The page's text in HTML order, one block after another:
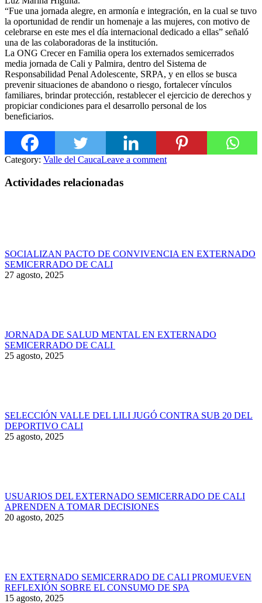
“Fue una jornada alegre, en armonía e integración, en la cual se tuvo
la oportunidad de rendir un homenaje a las mujeres, con motivo de
celebrarse en este mes el día internacional dedicado a ellas” señaló
una de las colaboradoras de la institución.
La ONG Crecer en Familia opera los externados semicerrados
media jornada de Cali y Palmira, dentro del Sistema de
Responsabilidad Penal Adolescente, SRPA, y en ellos se busca
prevenir situaciones de abandono o riesgo, fortalecer vínculos
familiares, brindar protección, restablecer el ejercicio de derechos y
propiciar condiciones para el desarrollo personal de los
beneficiarios.
Category: Valle del CaucaLeave a comment
Actividades relacionadas
SOCIALIZAN PACTO DE CONVIVENCIA EN EXTERNADO
SEMICERRADO DE CALI
27 agosto, 2025
JORNADA DE SALUD MENTAL EN EXTERNADO
SEMICERRADO DE CALI
25 agosto, 2025
SELECCIÓN VALLE DEL LILI JUGÓ CONTRA SUB 20 DEL
DEPORTIVO CALI
25 agosto, 2025
USUARIOS DEL EXTERNADO SEMICERRADO DE CALI
APRENDEN A TOMAR DECISIONES
20 agosto, 2025
EN EXTERNADO SEMICERRADO DE CALI PROMUEVEN
REFLEXIÓN SOBRE EL CONSUMO DE SPA
15 agosto, 2025